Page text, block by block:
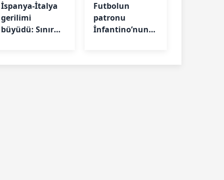
İspanya-İtalya
gerilimi
büyüdü: Sınır
Futbolun
patronu
İnfantino’nun